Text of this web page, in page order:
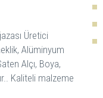
Üretici
Alüminyum
Alçı, Boya,
Kaliteli malzeme